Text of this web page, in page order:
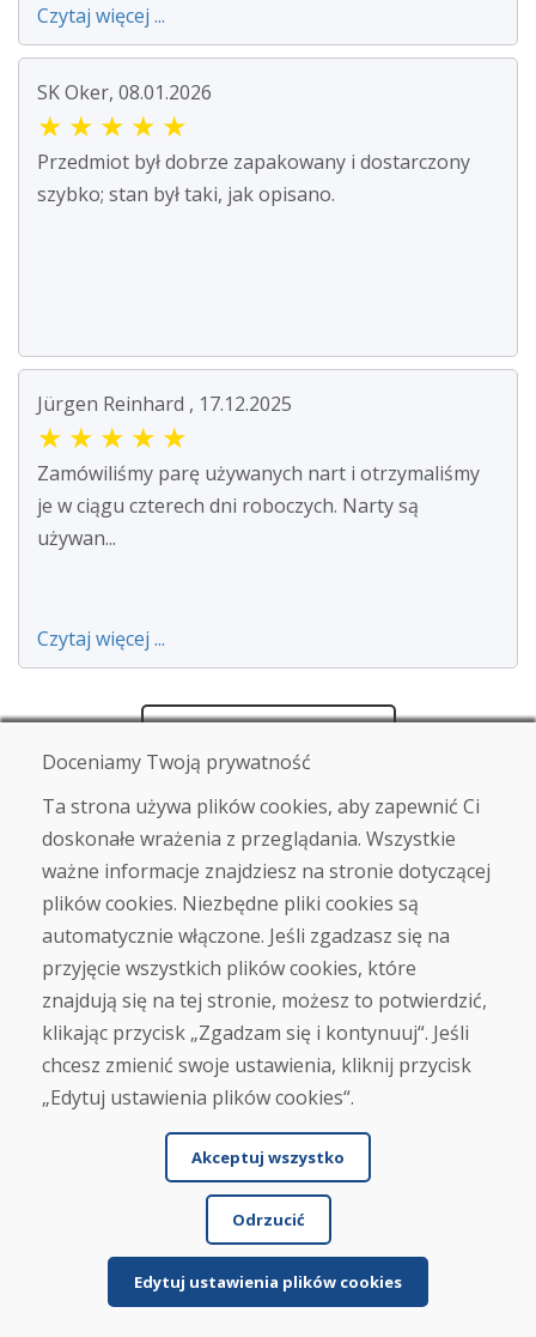
Czytaj więcej ...
SK Oker, 08.01.2026
★ ★ ★ ★ ★
Przedmiot był dobrze zapakowany i dostarczony
szybko; stan był taki, jak opisano.
Jürgen Reinhard , 17.12.2025
★ ★ ★ ★ ★
Zamówiliśmy parę używanych nart i otrzymaliśmy
je w ciągu czterech dni roboczych. Narty są
używan...
Czytaj więcej ...
Napisz recenzję
★★★★ ★
Imię i nazwisko
Doceniamy Twoją prywatność
Ta strona używa plików cookies, aby zapewnić Ci
doskonałe wrażenia z przeglądania. Wszystkie
ważne informacje znajdziesz na stronie dotyczącej
plików cookies. Niezbędne pliki cookies są
automatycznie włączone. Jeśli zgadzasz się na
przyjęcie wszystkich plików cookies, które
znajdują się na tej stronie, możesz to potwierdzić,
klikając przycisk „Zgadzam się i kontynuuj“. Jeśli
chcesz zmienić swoje ustawienia, kliknij przycisk
„Edytuj ustawienia plików cookies“.
Akceptuj wszystko
Odrzucić
Edytuj ustawienia plików cookies